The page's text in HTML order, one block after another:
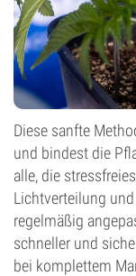
Diese sanfte
und bindest die
alle, die
Lichtverteilung
regelmäßig
schneller und
bei komplettem